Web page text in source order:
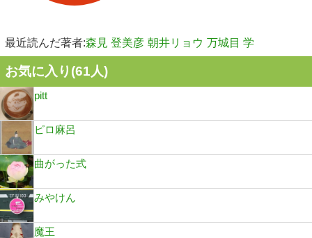
最近読んだ著者:森見 登美彦 朝井リョウ 万城目 学
お気に入り(61人)
pitt
ピロ麻呂
曲がった式
みやけん
魔王